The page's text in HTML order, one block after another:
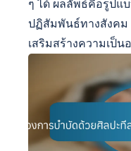
ๆ ได้ ผลลัพธ์คือรูปแ
ปฏิสัมพันธ์ทางสังคม
เสริมสร้างความเป็